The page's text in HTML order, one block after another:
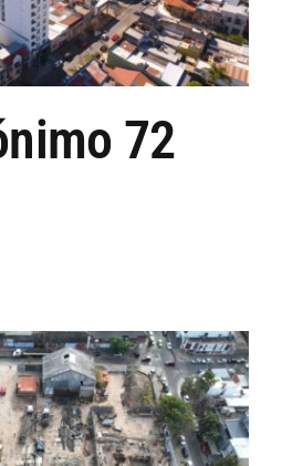
72
Jerónimo 67/70
Finalizado